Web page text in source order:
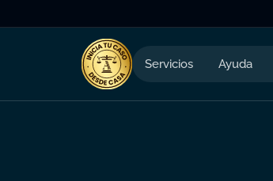
Servicios Ayuda